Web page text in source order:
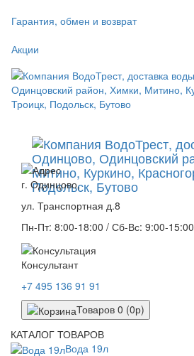
Гарантия, обмен и возврат
Акции
г. Одинцово,
ул. Транспортная д.8
Пн-Пт: 8:00-18:00 / Сб-Вс: 9:00-15:00
Консультант
+7 495 136 91 91
Товаров 0 (0р)
КАТАЛОГ ТОВАРОВ
Вода 19л